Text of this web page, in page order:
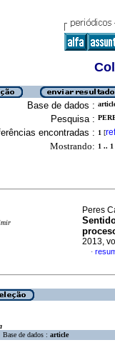
Base de dados :
Pesquisa :
encontradas : 1 [
Mostrando: 1 .. 1
Peres
2013,
·
Base de dados : article